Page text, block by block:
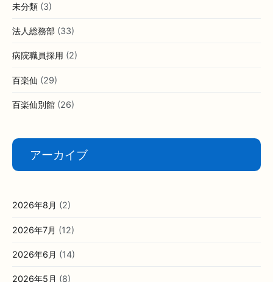
未分類 (3)
法人総務部 (33)
病院職員採用 (2)
百楽仙 (29)
百楽仙別館 (26)
アーカイブ
2026年8月 (2)
2026年7月 (12)
2026年6月 (14)
2026年5月 (8)